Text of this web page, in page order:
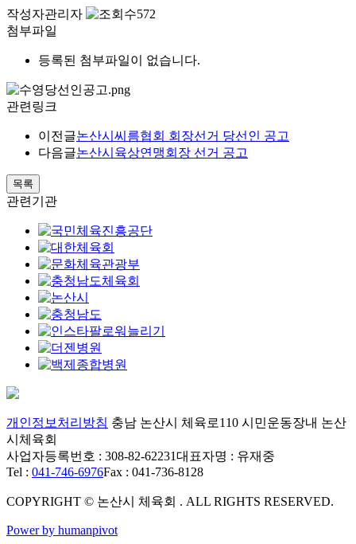
작성자관리자
572
첨부파일
등록된 첨부파일이 없습니다.
관련링크
이전글논산시씨름협회 회장선거 당선인 공고
다음글논산시육상연맹회장 선거 공고
목록
관련기관
개인정보처리방침 충남 논산시 체육로110 시민운동장내 논산
시체육회
사업자등록번호 : 308-82-62231대표자명 : 유재중
Tel : 041-746-6976Fax : 041-736-8128
COPYRIGHT © 논산시 체육회 . ALL RIGHTS RESERVED.
Power by humanpivot